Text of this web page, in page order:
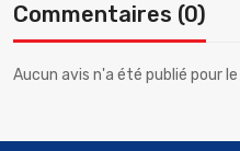
Commentaires (0)
Aucun avis n'a été publié pour